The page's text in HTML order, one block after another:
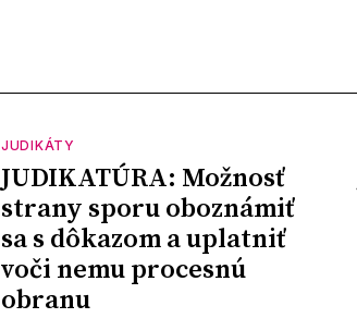
JUDIKÁTY
JUDIKATÚRA: Možnosť
strany sporu oboznámiť
sa s dôkazom a uplatniť
voči nemu procesnú
obranu